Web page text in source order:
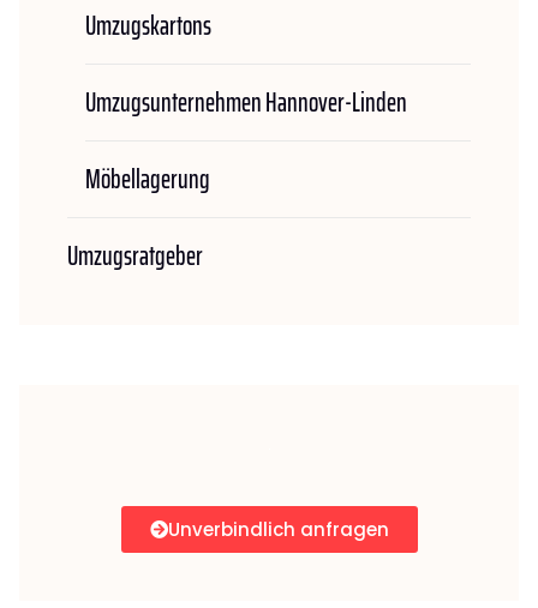
Umzugskartons
Umzugsunternehmen Hannover-Linden
Möbellagerung
Umzugsratgeber
Unverbindlich anfragen